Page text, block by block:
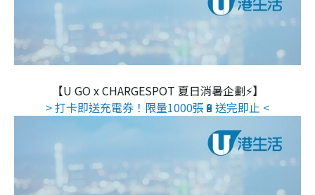
【U GO x CHARGESPOT 夏日消暑企劃⚡】
> 打卡即送充電券！限量1000張🔋送完即止 <